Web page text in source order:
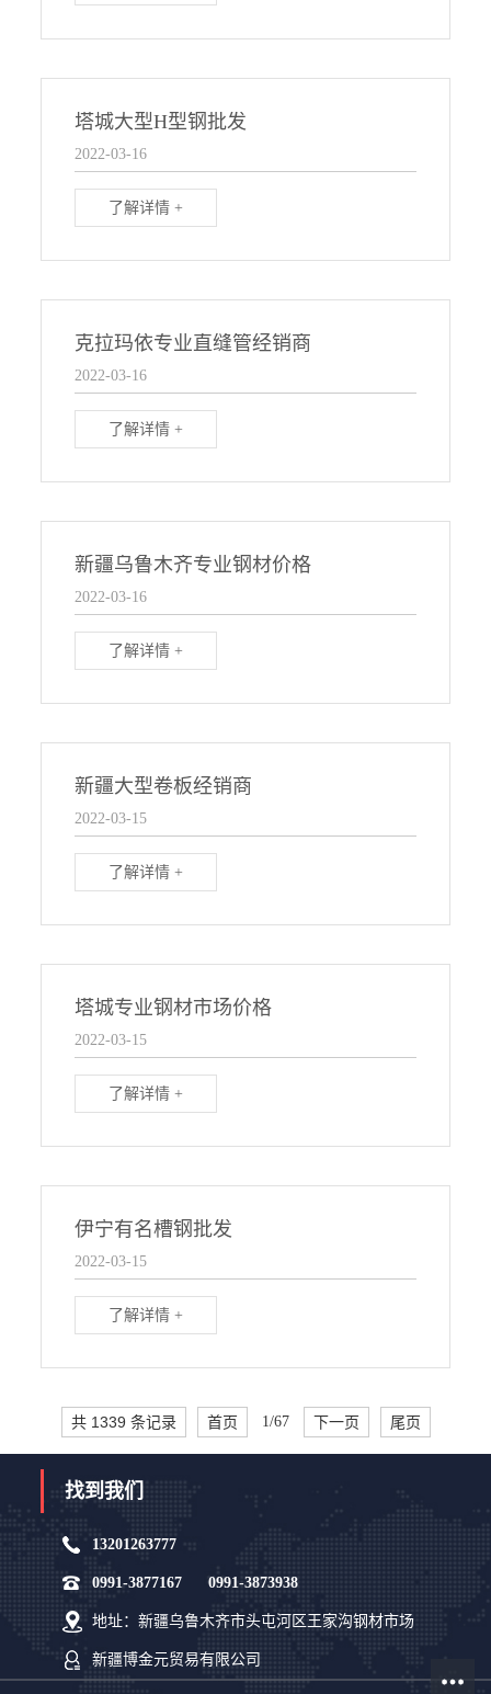
塔城大型H型钢批发
2022-03-16
了解详情 +
克拉玛依专业直缝管经销商
2022-03-16
了解详情 +
新疆乌鲁木齐专业钢材价格
2022-03-16
了解详情 +
新疆大型卷板经销商
2022-03-15
了解详情 +
塔城专业钢材市场价格
2022-03-15
了解详情 +
伊宁有名槽钢批发
2022-03-15
了解详情 +
共 1339 条记录 首页 1/67 下一页 尾页
找到我们
13201263777
0991-3877167 0991-3873938
地址：新疆乌鲁木齐市头屯河区王家沟钢材市场
新疆博金元贸易有限公司